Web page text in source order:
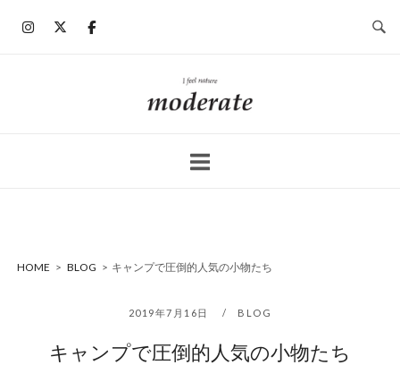
ホ
ー
HOME > BLOG > キャンプで圧倒的人気の小物たち
2019年7月16日 BLOG
キャンプで圧倒的人気の小物たち